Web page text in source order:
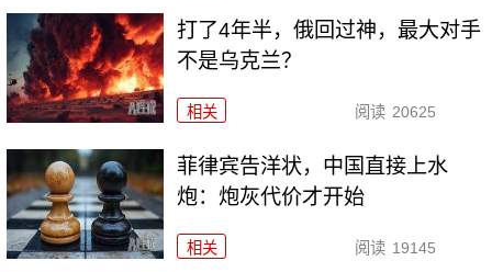
打了4年半，俄回过神，最大对手
不是乌克兰？
相关 阅读 20625
菲律宾告洋状，中国直接上水
炮：炮灰代价才开始
相关 阅读 19145